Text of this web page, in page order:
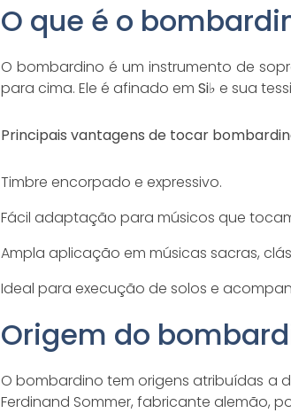
O que é o
O bombardino é um instrumento de
para cima. Ele é afinado em Si♭ e sua
Principais vantagens de tocar
Timbre encorpado e expressivo.
Fácil adaptação para músicos que
Ampla aplicação em músicas sacras,
Ideal para execução de solos e
Origem do
O bombardino tem origens atribuídas a
Ferdinand Sommer, fabricante alemão,